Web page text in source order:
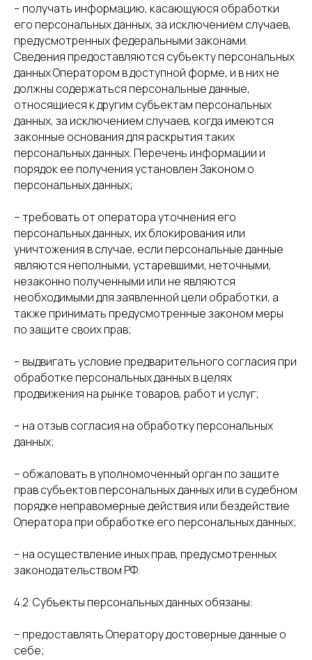
– получать информацию, касающуюся обработки
его персональных данных, за исключением случаев,
предусмотренных федеральными законами.
Сведения предоставляются субъекту персональных
данных Оператором в доступной форме, и в них не
должны содержаться персональные данные,
относящиеся к другим субъектам персональных
данных, за исключением случаев, когда имеются
законные основания для раскрытия таких
персональных данных. Перечень информации и
порядок ее получения установлен Законом о
персональных данных;
– требовать от оператора уточнения его
персональных данных, их блокирования или
уничтожения в случае, если персональные данные
являются неполными, устаревшими, неточными,
незаконно полученными или не являются
необходимыми для заявленной цели обработки, а
также принимать предусмотренные законом меры
по защите своих прав;
– выдвигать условие предварительного согласия при
обработке персональных данных в целях
продвижения на рынке товаров, работ и услуг;
– на отзыв согласия на обработку персональных
данных;
– обжаловать в уполномоченный орган по защите
прав субъектов персональных данных или в судебном
порядке неправомерные действия или бездействие
Оператора при обработке его персональных данных;
– на осуществление иных прав, предусмотренных
законодательством РФ.
4.2. Субъекты персональных данных обязаны:
– предоставлять Оператору достоверные данные о
себе;